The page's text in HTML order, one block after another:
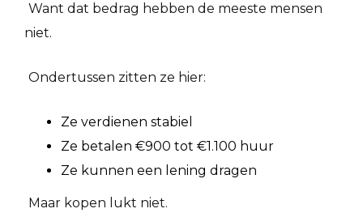
Want dat bedrag hebben de meeste mensen
niet.
Ondertussen zitten ze hier:
Ze verdienen stabiel
Ze betalen €900 tot €1.100 huur
Ze kunnen een lening dragen
Maar kopen lukt niet.